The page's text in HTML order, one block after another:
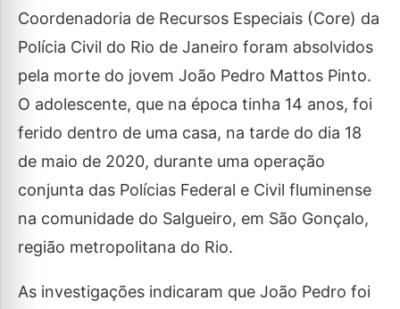
Coordenadoria de Recursos Especiais (Core) da
Polícia Civil do Rio de Janeiro foram absolvidos
pela morte do jovem João Pedro Mattos Pinto.
O adolescente, que na época tinha 14 anos, foi
ferido dentro de uma casa, na tarde do dia 18
de maio de 2020, durante uma operação
conjunta das Polícias Federal e Civil fluminense
na comunidade do Salgueiro, em São Gonçalo,
região metropolitana do Rio.
As investigações indicaram que João Pedro foi